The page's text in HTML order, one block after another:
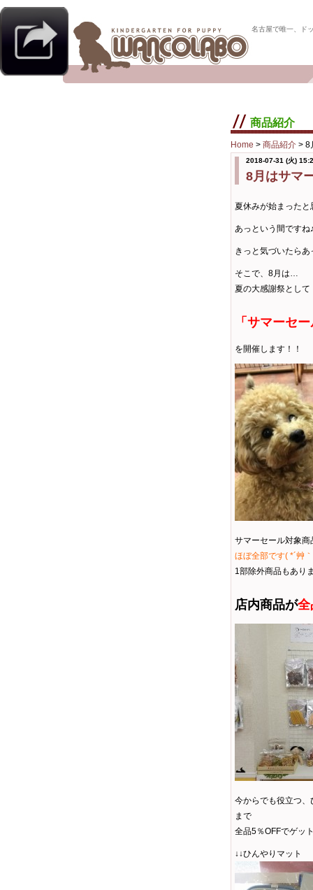
名古屋で唯一、ド
商品紹介
Home > 商品紹介 > 8
2018-07-31 (火)
8月はサマ
夏休みが始まった
あっという間ですね
きっと気づいたら
そこで、8月は…
夏の大感謝祭として
「サマーセ
を開催します！！
サマーセール対象商
ほぼ全部です( *´艸
1部除外商品もあり
店内商品が全
今からでも役立つ
まで
全品5％OFFでゲッ
↓↓ひんやりマット